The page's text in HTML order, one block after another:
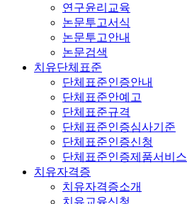
연구윤리교육
논문투고서식
논문투고안내
논문검색
치유단체표준
단체표준인증안내
단체표준안예고
단체표준규격
단체표준인증심사기준
단체표준인증신청
단체표준인증제품서비스
치유자격증
치유자격증소개
치유교육신청